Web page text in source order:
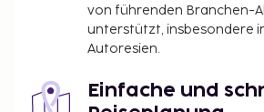
von führenden Branchen-
unterstützt, insbesondere
Autoresien.
Einfache und